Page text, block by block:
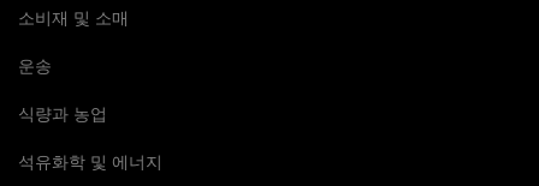
소비재 및 소매
운송
식량과 농업
석유화학 및 에너지